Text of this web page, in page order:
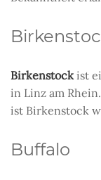
Birkenstockist
in Linz am
ist Birkenstock
Buffalo